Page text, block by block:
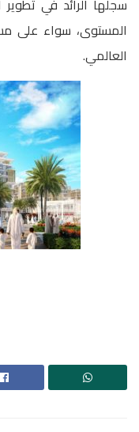
سجلها الرائد في تطوير
المستوى، سواء على
العالمي.